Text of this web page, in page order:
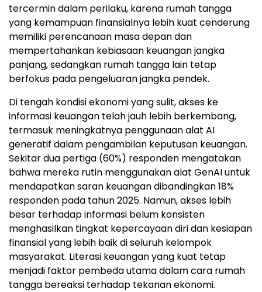
tercermin dalam perilaku, karena rumah tangga
yang kemampuan finansialnya lebih kuat cenderung
memiliki perencanaan masa depan dan
mempertahankan kebiasaan keuangan jangka
panjang, sedangkan rumah tangga lain tetap
berfokus pada pengeluaran jangka pendek.
Di tengah kondisi ekonomi yang sulit, akses ke
informasi keuangan telah jauh lebih berkembang,
termasuk meningkatnya penggunaan alat AI
generatif dalam pengambilan keputusan keuangan.
Sekitar dua pertiga (60%) responden mengatakan
bahwa mereka rutin menggunakan alat GenAI untuk
mendapatkan saran keuangan dibandingkan 18%
responden pada tahun 2025. Namun, akses lebih
besar terhadap informasi belum konsisten
menghasilkan tingkat kepercayaan diri dan kesiapan
finansial yang lebih baik di seluruh kelompok
masyarakat. Literasi keuangan yang kuat tetap
menjadi faktor pembeda utama dalam cara rumah
tangga bereaksi terhadap tekanan ekonomi.